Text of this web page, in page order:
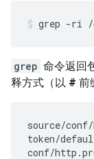
grep -ri /
grep 命令返回
释方式（以 # 前
source/
token/
conf/